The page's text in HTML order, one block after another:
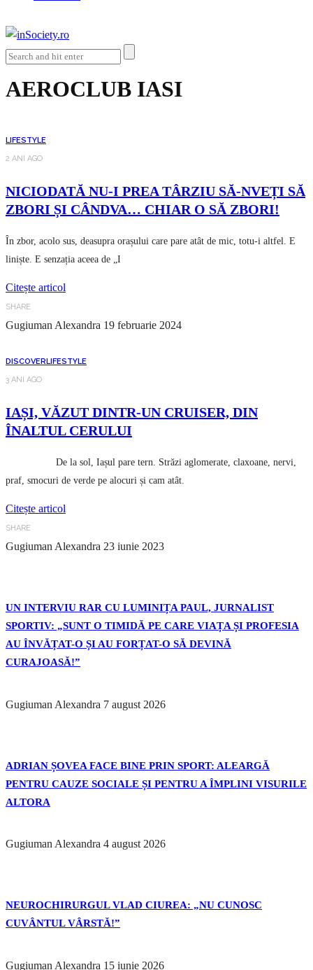
AEROCLUB IASI
LIFESTYLE
2 ANI AGO
NICIODATĂ NU-I PREA TÂRZIU SĂ-NVEȚI SĂ
ZBORI ȘI CÂNDVA… CHIAR O SĂ ZBORI!
În zbor, acolo sus, deasupra orașului care pare atât de mic, totu-i altfel. E
liniște. E senzația aceea de „I
Citește articol
SHARE
Gugiuman Alexandra 19 februarie 2024
DISCOVERLIFESTYLE
3 ANI AGO
IAȘI, VĂZUT DINTR-UN CRUISER, DIN
ÎNALTUL CERULUI
De la sol, Iașul pare tern. Străzi aglomerate, claxoane, nervi,
praf, smocuri de verde pe alocuri și cam atât.
Citește articol
SHARE
Gugiuman Alexandra 23 iunie 2023
UN INTERVIU RAR CU LUMINIȚA PAUL, JURNALIST
SPORTIV: „SUNT O TIMIDĂ PE CARE VIAȚA ȘI PROFESIA
AU ÎNVĂȚAT-O ȘI AU FORȚAT-O SĂ DEVINĂ
CURAJOASĂ!”
Gugiuman Alexandra 7 august 2026
ADRIAN ȘOVEA FACE BINE PRIN SPORT: ALEARGĂ
PENTRU CAUZE SOCIALE ȘI PENTRU A ÎMPLINI VISURILE
ALTORA
Gugiuman Alexandra 4 august 2026
NEUROCHIRURGUL VLAD CIUREA: „NU CUNOSC
CUVÂNTUL VÂRSTĂ!”
Gugiuman Alexandra 15 iunie 2026